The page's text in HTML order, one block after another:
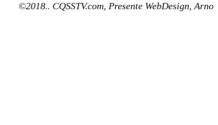
©2018.. CQSSTV.com, Presente WebDesign, Arno